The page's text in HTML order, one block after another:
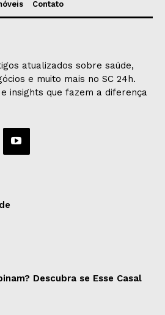
Contato
atualizados sobre saúde,
e muito mais no SC 24h.
insights que fazem a diferença
Descubra se Esse Casal